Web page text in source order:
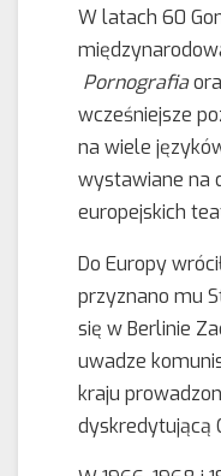
W latach 60
Pornografia
wcześniejsze
na wiele
wystawiane na
europejskich
Do Europy
przyznano mu
się w Berlinie
uwadze
kraju
dyskredytującą